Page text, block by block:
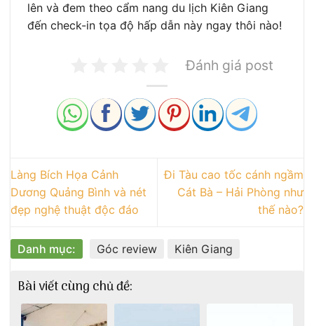
lên và đem theo cẩm nang du lịch Kiên Giang
đến check-in tọa độ hấp dẫn này ngay thôi nào!
Đánh giá post
Làng Bích Họa Cảnh
Dương Quảng Bình và nét
đẹp nghệ thuật độc đáo
Đi Tàu cao tốc cánh ngầm
Cát Bà – Hải Phòng như
thế nào?
Danh mục: Góc review Kiên Giang
Bài viết cùng chủ đề: